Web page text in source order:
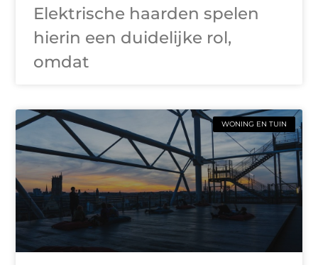
Elektrische haarden spelen
hierin een duidelijke rol,
omdat
WONING EN TUIN